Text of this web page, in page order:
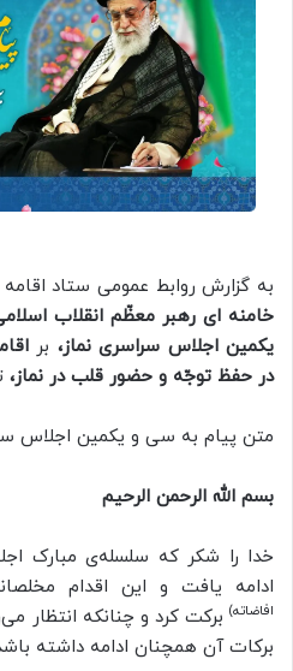
به گزارش روابط عمومی ستاد اقامه
خامنه ای رهبر معظّم انقلاب
یکمین اجلاس سراسری نماز، بر
در حفظ توجّه و حضور قلب در نماز،
متن پیام به سی و یکمین اجلاس
بسم الله الرحمن الرحیم
خدا را شکر که سلسله‌ی مبارک
ادامه یافت و این اقدام
افاضاته) برکت کرد و چنانکه انتظار
برکات آن همچنان ادامه داشته